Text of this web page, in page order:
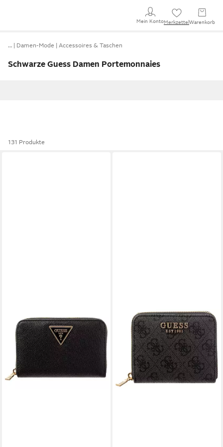
Mein KontoMerkzettel Warenkorb
… Damen-Mode Accessoires & Taschen
Schwarze Guess Damen Portemonnaies
131 Produkte